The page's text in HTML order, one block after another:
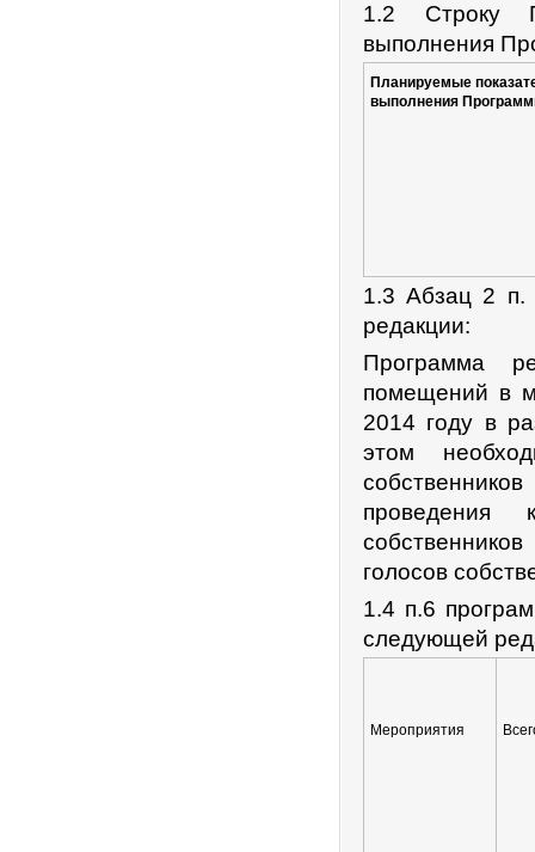
1.2 Строку
выполнения
Планируемые
выполнения
1.3 Абзац 2 п.
редакции:
Программа
помещений в
2014 году в
этом
проведения
голосов
1.4 п.6
следующей
Мероприятия